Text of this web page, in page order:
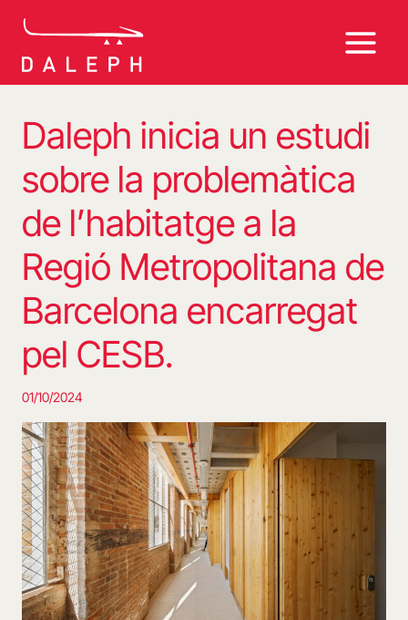
Daleph inicia un estudi
sobre la problemàtica
de l’habitatge a la
Regió Metropolitana de
Barcelona encarregat
pel CESB.
01/10/2024